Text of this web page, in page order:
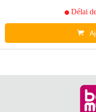
Délai